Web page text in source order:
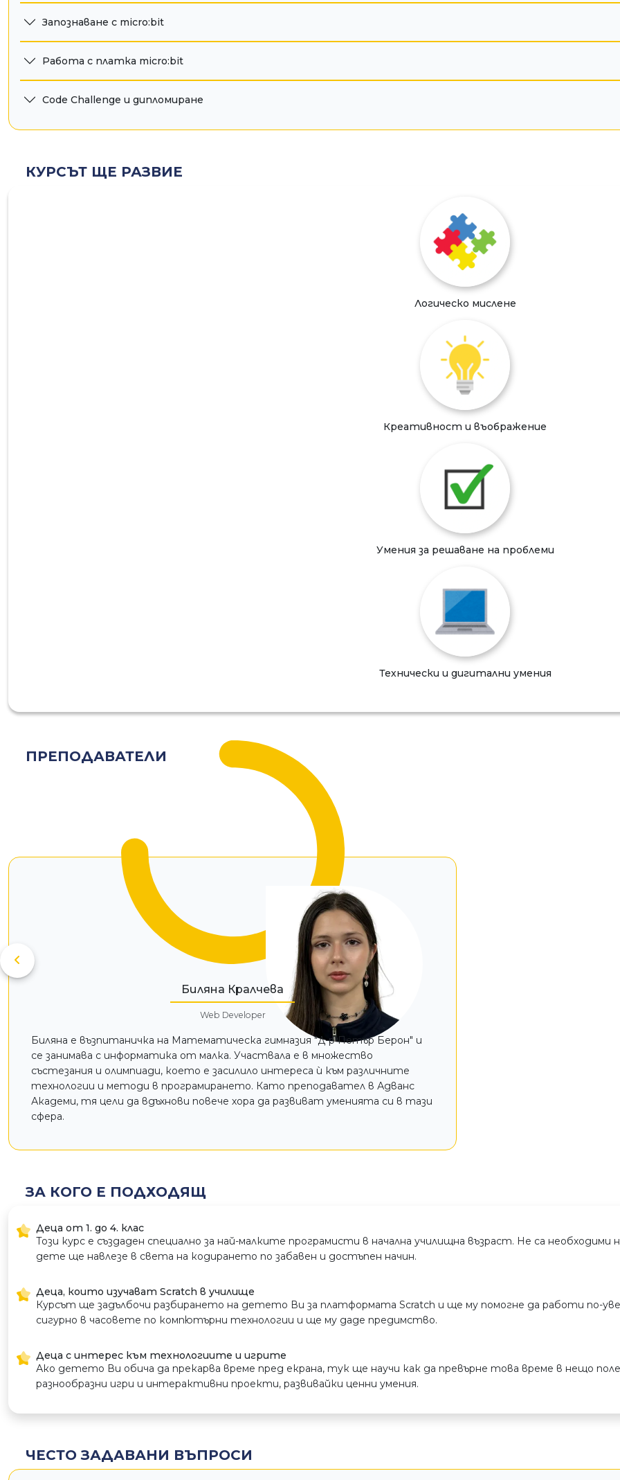
Запознаване с micro:bit
Работа с платка micro:bit
Code Challenge и дипломиране
КУРСЪТ ЩЕ РАЗВИЕ
Логическо мислене
Креативност и въображение
Умения за решаване на проблеми
Технически и дигитални умения
ПРЕПОДАВАТЕЛИ
Биляна Кралчева
Web Developer
Биляна е възпитаничка на Математическа гимназия "Д-р Петър Берон" и
се занимава с информатика от малка. Участвала е в множество
състезания и олимпиади, което е засилило интереса ѝ към различните
технологии и методи в програмирането. Като преподавател в Адванс
Академи, тя цели да вдъхнови повече хора да развиват уменията си в тази
сфера.
ЗА КОГО Е ПОДХОДЯЩ
Деца от 1. до 4. клас
Този курс е създаден специално за най-малките програмисти в начална училищна възраст. Не са
дете ще навлезе в света на кодирането по забавен и достъпен начин.
Деца, които изучават Scratch в училище
Курсът ще задълбочи разбирането на детето Ви за платформата Scratch и ще му помогне да работи по-
сигурно в часовете по компютърни технологии и ще му даде предимство.
Деца с интерес към технологиите и игрите
Ако детето Ви обича да прекарва време пред екрана, тук ще научи как да превърне това време в нещо
разнообразни игри и интерактивни проекти, развивайки ценни умения.
наистина забавен и интерактивен начин.
ЧЕСТО ЗАДАВАНИ ВЪПРОСИ